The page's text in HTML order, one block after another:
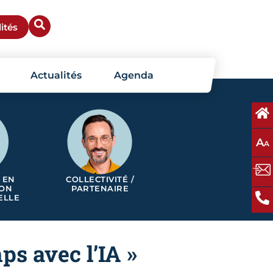
Actualités Agenda
AA
COLLECTIVITÉ /
PARTENAIRE
avec l’IA »